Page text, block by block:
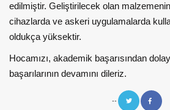
edilmiştir. Geliştirilecek olan
cihazlarda ve askeri uygulamalarda
oldukça yüksektir.
Hocamızı, akademik başarısından
başarılarının devamını dileriz.
--